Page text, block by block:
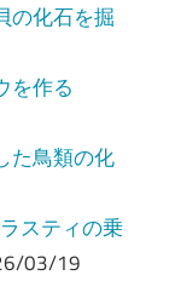
の化石を掘
を作る
た鳥類の化
スティの乗
03/19